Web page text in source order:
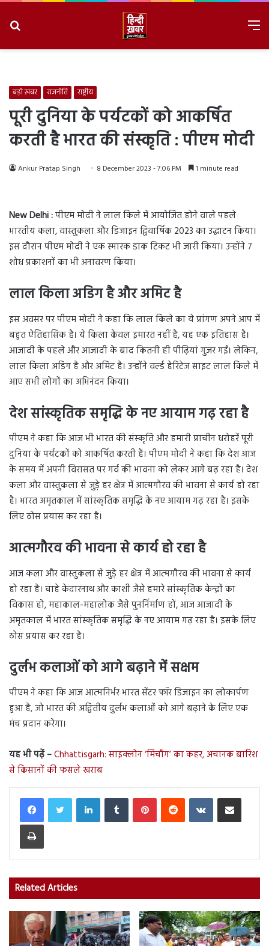
बड़ी ख़बर राजनीति राष्ट्रीय
पूरी दुनिया के पर्यटकों को आकर्षित
करती है भारत की संस्कृति : पीएम मोदी
Ankur Pratap Singh 8 December 2023 - 7:06 PM 1 minute read
NewDelhi :पीएम मोदी ने लाल किले में आयोजित होने वाले पहले
भारतीय कला, वास्तुकला और डिजाइन द्विवार्षिक 2023 का उद्घाटन किया।
इस दौरान पीएम मोदी ने एक स्मारक डाक टिकट भी जारी किया। उन्होंने 7
शोध प्रकाशनों का भी अनावरण किया।
लाल किला अडिग है और अमिट है
इस अवसर पर पीएम मोदी ने कहा कि लाल किले का ये प्रांगण अपने आप में
बहुत ऐतिहासिक है। ये किला केवल इमारत नहीं है, यह एक इतिहास है।
आजादी के पहले और आजादी के बाद कितनी ही पीढ़ियां गुजर गईं। लेकिन,
लाल किला अडिग है और अमिट है। उन्होंने वर्ल्ड हेरिटेज साइट लाल किले में
आए सभी लोगों का अभिनंदन किया।
देश सांस्कृतिक समृद्धि के नए आयाम गढ़ रहा है
पीएम ने कहा कि आज भी भारत की संस्कृति और हमारी प्राचीन धरोहरें पूरी
दुनिया के पर्यटकों को आकर्षित करती हैं। पीएम मोदी ने कहा कि देश आज
के समय में अपनी विरासत पर गर्व की भावना को लेकर आगे बढ़ रहा है। देश
कला और वास्तुकला से जुड़े हर क्षेत्र में आत्मगौरव की भावना से कार्य हो रहा
है। भारत अमृतकाल में सांस्कृतिक समृद्धि के नए आयाम गढ़ रहा है। इसके
लिए ठोस प्रयास कर रहा है।
आत्मगौरव की भावना से कार्य हो रहा है
आज कला और वास्तुकला से जुड़े हर क्षेत्र में आत्मगौरव की भावना से कार्य
हो रहा है। चाहे केदारनाथ और काशी जैसे हमारे सांस्कृतिक केन्द्रों का
विकास हो, महाकाल-महालोक जैसे पुनर्निर्माण हों, आज आजादी के
अमृतकाल में भारत सांस्कृतिक समृद्धि के नए आयाम गढ़ रहा है। इसके लिए
ठोस प्रयास कर रहा है।
दुर्लभ कलाओं को आगे बढ़ाने में सक्षम
पीएम ने कहा कि आज आत्मनिर्भर भारत सेंटर फॉर डिजाइन का लोकार्पण
हुआ है, जो भारत की अद्वितीय दुर्लभ कलाओं को आगे बढ़ाने के लिए एक
मंच प्रदान करेगा।
यह भी पढ़ें –Chhattisgarh: साइक्लोन ‘मिंचौंग’ का कहर, अचानक बारिश
से किसानों की फसले खराब
LinkedInTumblr PinterestReddit VKontakteShare via Email
Print
Related Articles